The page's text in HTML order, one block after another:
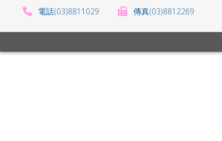
電話(03)8811029 傳真(03)8812269